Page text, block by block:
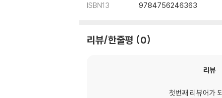
ISBN13
9784756246363
리뷰/한줄평 0
리뷰
첫번째 리뷰어가